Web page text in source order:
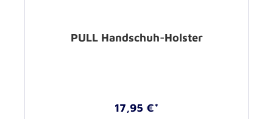
PULL Handschuh-Holster
17,95 €*